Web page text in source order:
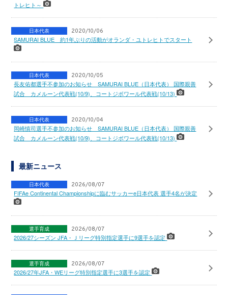
トレヒト～
日本代表 2020/10/06
SAMURAI BLUE 約1年ぶりの活動がオランダ・ユトレヒトでスタート
日本代表 2020/10/05
長友佑都選手不参加のお知らせ SAMURAI BLUE（日本代表） 国際親善
試合 カメルーン代表戦(10/9)、コートジボワール代表戦(10/13)
日本代表 2020/10/04
岡崎慎司選手不参加のお知らせ SAMURAI BLUE（日本代表） 国際親善
試合 カメルーン代表戦(10/9)、コートジボワール代表戦(10/13)
最新ニュース
日本代表 2026/08/07
FIFAe Continental Championshipに臨むサッカーe日本代表 選手4名が決定
選手育成 2026/08/07
2026/27シーズン JFA・Ｊリーグ特別指定選手に9選手を認定
選手育成 2026/08/07
2026/27年JFA・WEリーグ特別指定選手に3選手を認定